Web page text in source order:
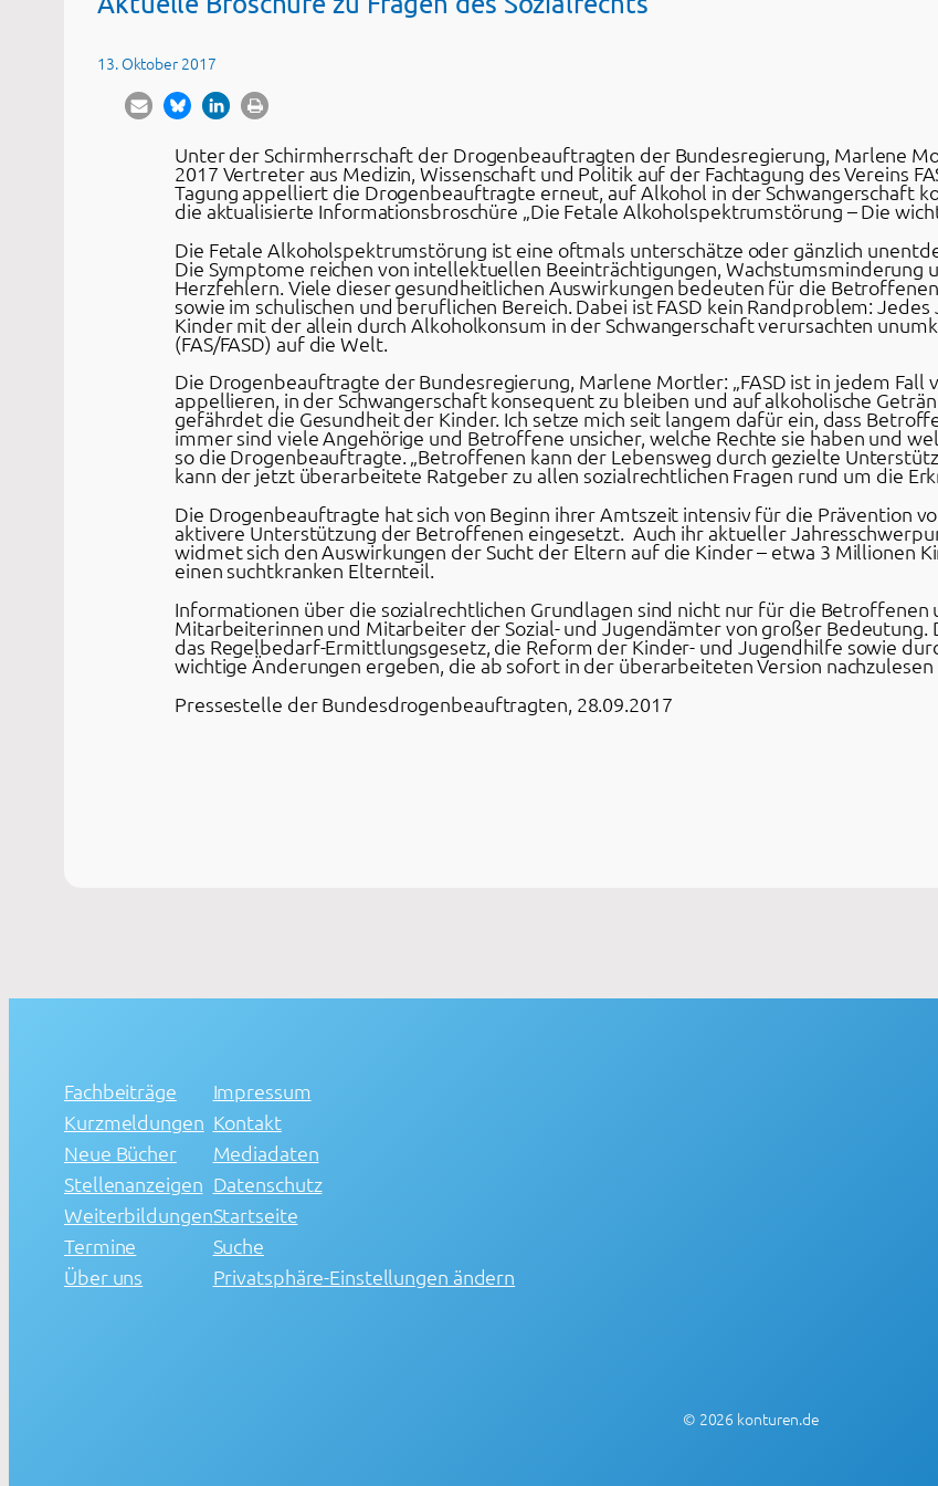
13. Oktober 2017
Unter der Schirmherrschaft der Drogenbeauftragten der Bundesregierung, Marlene
2017 Vertreter aus Medizin, Wissenschaft und Politik auf der Fachtagung des Vereins
Tagung appelliert die Drogenbeauftragte erneut, auf Alkohol in der Schwangerschaft
die aktualisierte Informationsbroschüre „Die Fetale Alkoholspektrumstörung – Die
Die Fetale Alkoholspektrumstörung ist eine oftmals unterschätze oder gänzlich
Die Symptome reichen von intellektuellen Beeinträchtigungen, Wachstumsminderung
Herzfehlern. Viele dieser gesundheitlichen Auswirkungen bedeuten für die
sowie im schulischen und beruflichen Bereich. Dabei ist FASD kein Randproblem:
Kinder mit der allein durch Alkoholkonsum in der Schwangerschaft verursachten
(FAS/FASD) auf die Welt.
Die Drogenbeauftragte der Bundesregierung, Marlene Mortler: „FASD ist in jedem Fall
appellieren, in der Schwangerschaft konsequent zu bleiben und auf alkoholische
gefährdet die Gesundheit der Kinder. Ich setze mich seit langem dafür ein, dass
immer sind viele Angehörige und Betroffene unsicher, welche Rechte sie haben und
so die Drogenbeauftragte. „Betroffenen kann der Lebensweg durch gezielte
kann der jetzt überarbeitete Ratgeber zu allen sozialrechtlichen Fragen rund um die
Die Drogenbeauftragte hat sich von Beginn ihrer Amtszeit intensiv für die Prävention
aktivere Unterstützung der Betroffenen eingesetzt. Auch ihr aktueller
widmet sich den Auswirkungen der Sucht der Eltern auf die Kinder – etwa 3 Millionen
einen suchtkranken Elternteil.
Informationen über die sozialrechtlichen Grundlagen sind nicht nur für die
Mitarbeiterinnen und Mitarbeiter der Sozial- und Jugendämter von großer Bedeutung.
das Regelbedarf-Ermittlungsgesetz, die Reform der Kinder- und Jugendhilfe sowie
wichtige Änderungen ergeben, die ab sofort in der überarbeiteten Version nachzulesen
Pressestelle der Bundesdrogenbeauftragten, 28.09.2017
Fachbeiträge
Kurzmeldungen
Neue Bücher
Stellenanzeigen
Weiterbildungen
Termine
Über uns
Impressum
Kontakt
Mediadaten
Datenschutz
Startseite
Suche
Privatsphäre-Einstellungen ändern
© 2026 konturen.de